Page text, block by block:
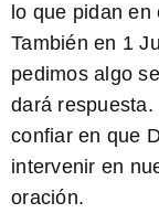
lo que pidan
También en 1
pedimos algo
dará
confiar en que
intervenir en
oración.